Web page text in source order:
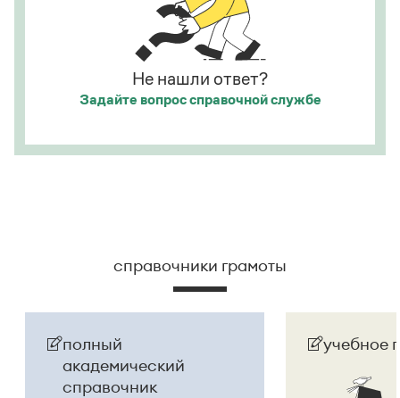
а исполнитель — из корыстных побуждений
«Инновация сезона» и «Признание аудитории»
Не нашли ответ?
Задайте вопроссправочной службе
справочники грамоты
полный
академический
справочник
учебное